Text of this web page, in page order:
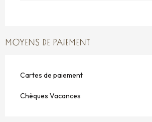
MOYENS DE PAIEMENT
Cartes de paiement
Chèques Vacances